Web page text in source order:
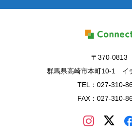
〒370-0813
群馬県高崎市本町10-1 イ
TEL：027-310-
FAX：027-310-